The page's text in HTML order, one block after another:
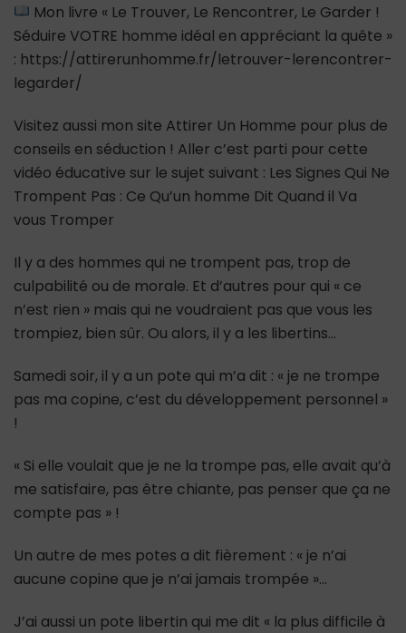
Mon livre « Le Trouver, Le Rencontrer, Le Garder !
Séduire VOTRE homme idéal en appréciant la quête »
: https://attirerunhomme.fr/letrouver-lerencontrer-
legarder/
Visitez aussi mon site Attirer Un Homme pour plus de
conseils en séduction ! Aller c’est parti pour cette
vidéo éducative sur le sujet suivant : Les Signes Qui Ne
Trompent Pas : Ce Qu’un homme Dit Quand il Va
vous Tromper
Il y a des hommes qui ne trompent pas, trop de
culpabilité ou de morale. Et d’autres pour qui « ce
n’est rien » mais qui ne voudraient pas que vous les
trompiez, bien sûr. Ou alors, il y a les libertins…
Samedi soir, il y a un pote qui m’a dit : « je ne trompe
pas ma copine, c’est du développement personnel »
!
« Si elle voulait que je ne la trompe pas, elle avait qu’à
me satisfaire, pas être chiante, pas penser que ça ne
compte pas » !
Un autre de mes potes a dit fièrement : « je n’ai
aucune copine que je n’ai jamais trompée »…
J’ai aussi un pote libertin qui me dit « la plus difficile à